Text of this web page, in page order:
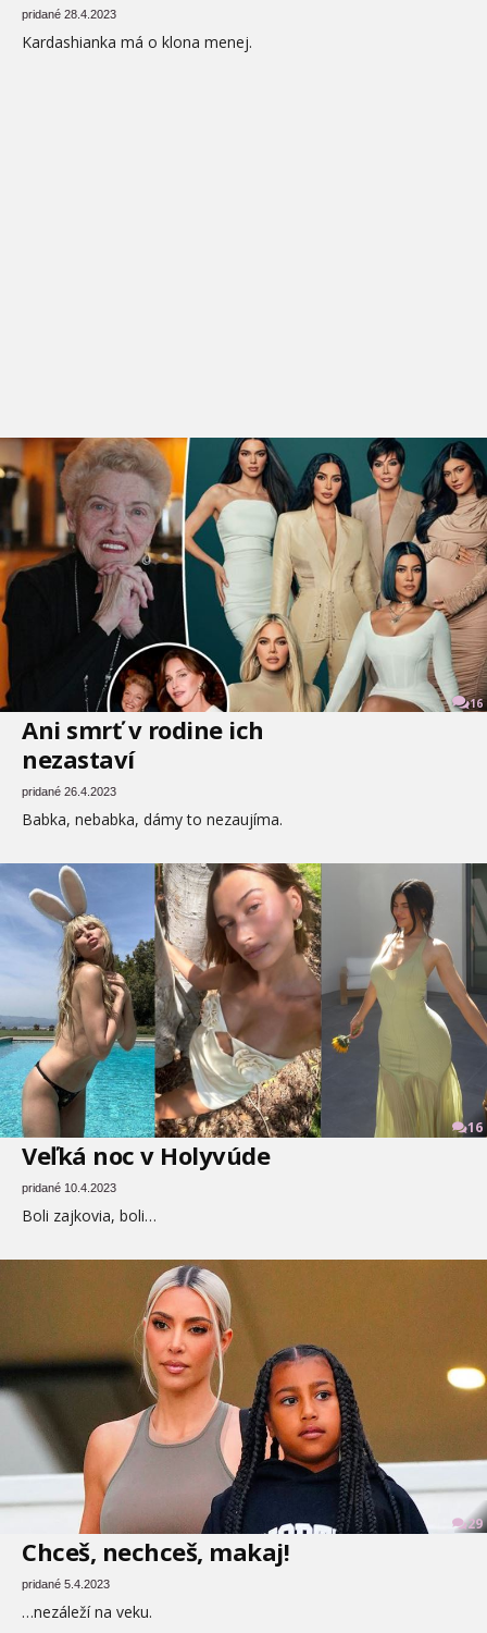
pridané 28.4.2023
Kardashianka má o klona menej.
16
Ani smrť v rodine ich
nezastaví
pridané 26.4.2023
Babka, nebabka, dámy to nezaujíma.
16
Veľká noc v Holyvúde
pridané 10.4.2023
Boli zajkovia, boli…
29
Chceš, nechceš, makaj!
pridané 5.4.2023
…nezáleží na veku.